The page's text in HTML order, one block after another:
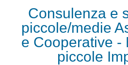
Consulenza e
piccole/medie
e Cooperative -
piccole